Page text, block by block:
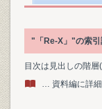
"「Re‐X」"の索引
目次は見出しの階
… 資料編に詳細